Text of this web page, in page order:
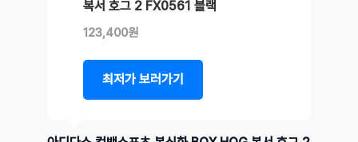
복서 호그 2 FX0561 블랙
123,400원
최저가 보러가기